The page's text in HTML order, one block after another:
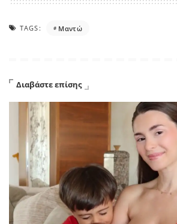
TAGS: Μαντώ
Διαβάστε επίσης